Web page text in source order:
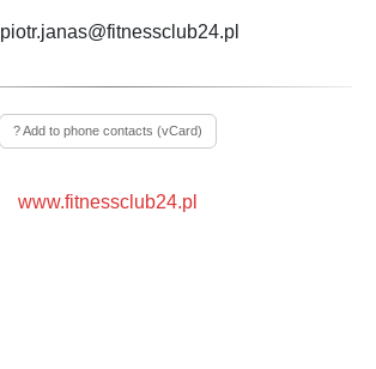
piotr.janas@fitnessclub24.pl
? Add to phone contacts (vCard)
www.fitnessclub24.pl